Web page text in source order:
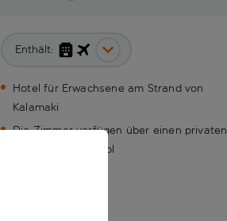
Enthält:
Hotel für Erwachsene am Strand von
Kalamaki
Die Zimmer verfügen über einen privaten
Pool oder Whirlpool